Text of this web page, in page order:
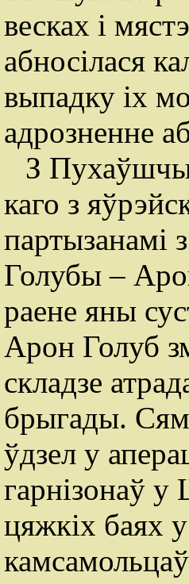
весках i
абносілася
выпадку ix
адрозненне
З
каго з
партызанамі
Голубы –
раене яны
Арон Голуб
складзе
брыгады.
ўдзел у
гарнізонаў
цяжкіх баях